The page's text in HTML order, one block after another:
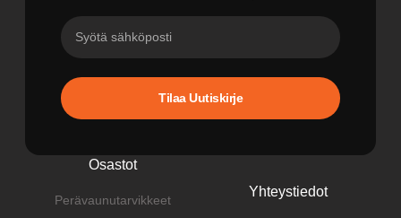
Tilaa Uutiskirje
Osastot
Perävaunutarvikkeet
Yhteystiedot